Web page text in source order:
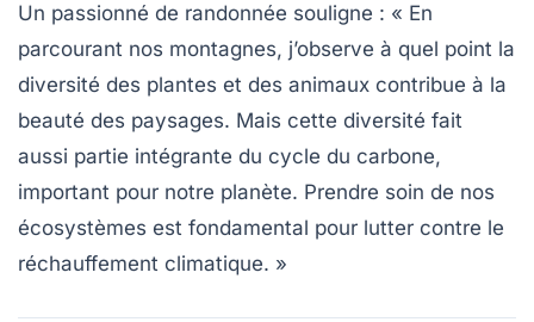
Un passionné de randonnée souligne : « En
parcourant nos montagnes, j’observe à quel point la
diversité des plantes et des animaux contribue à la
beauté des paysages. Mais cette diversité fait
aussi partie intégrante du cycle du carbone,
important pour notre planète. Prendre soin de nos
écosystèmes est fondamental pour lutter contre le
réchauffement climatique. »